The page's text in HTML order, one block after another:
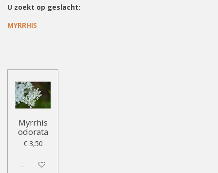
U zoekt op geslacht:
MYRRHIS
Myrrhis
odorata
€ 3,50
Uitgeschakeld